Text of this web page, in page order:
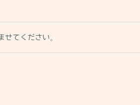
てください。